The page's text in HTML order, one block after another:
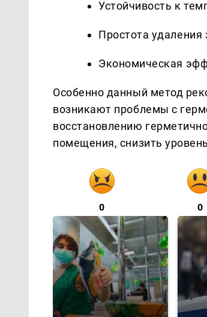
Устойчивость к
Простота удаления
Экономическая
Особенно данный метод
возникают проблемы с
восстановлению
помещения, снизить
0 0